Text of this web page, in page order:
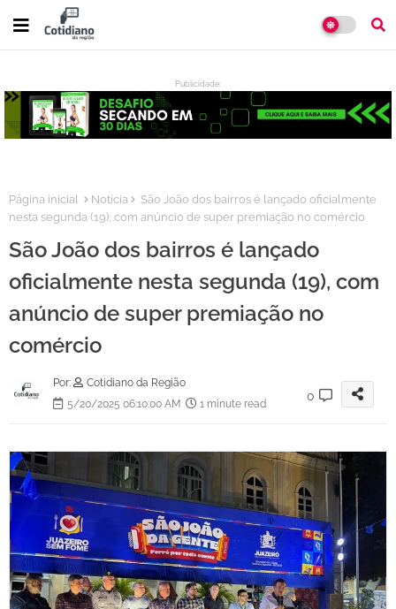
Publicidade:
:
Página inicial Notícia
São João dos bairros é lançado oficialmente
nesta segunda (19), com anúncio de super premiação no comércio
São João dos bairros é lançado
oficialmente nesta segunda (19), com
anúncio de super premiação no
comércio
Por:
Cotidiano da Região
5/20/2025 06:10:00 AM
1 minute read
0